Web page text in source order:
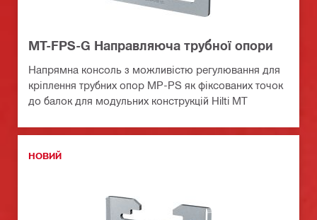
MT-FPS-G Направляюча трубної опори
Напрямна консоль з можливістю регулювання для
кріплення трубних опор MP-PS як фіксованих точок
до балок для модульних конструкцій Hilti MT
НОВИЙ